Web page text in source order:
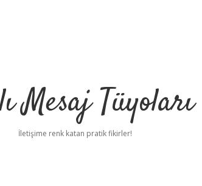
Mesaj Tüyoları
İletişime renk katan pratik fikirler!